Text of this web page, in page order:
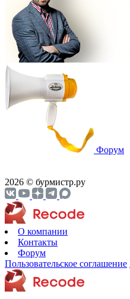
Форум
2026 © бурмистр.ру
О компании
Контакты
Форум
Пользовательское соглашение